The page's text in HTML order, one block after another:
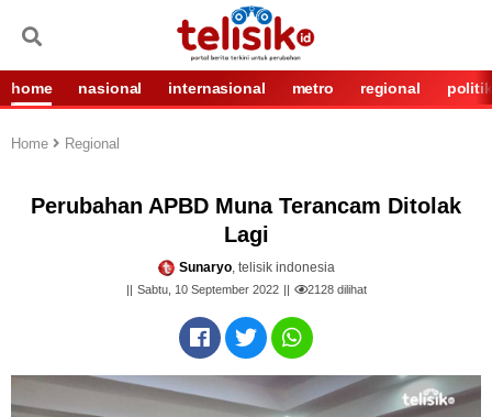
home nasional internasional metro regional politik
Home Regional
Perubahan APBD Muna Terancam Ditolak
Lagi
Sunaryo, telisik indonesia
Sabtu, 10 September 2022 2128dilihat